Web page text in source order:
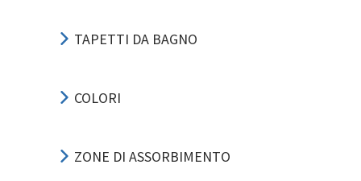
TAPETTI DA BAGNO
COLORI
ZONE DI ASSORBIMENTO